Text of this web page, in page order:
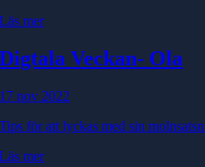
Läs mer
Digtala Veckan- Ola
17 nov 2022
Tips för att lyckas med sin
Läs mer